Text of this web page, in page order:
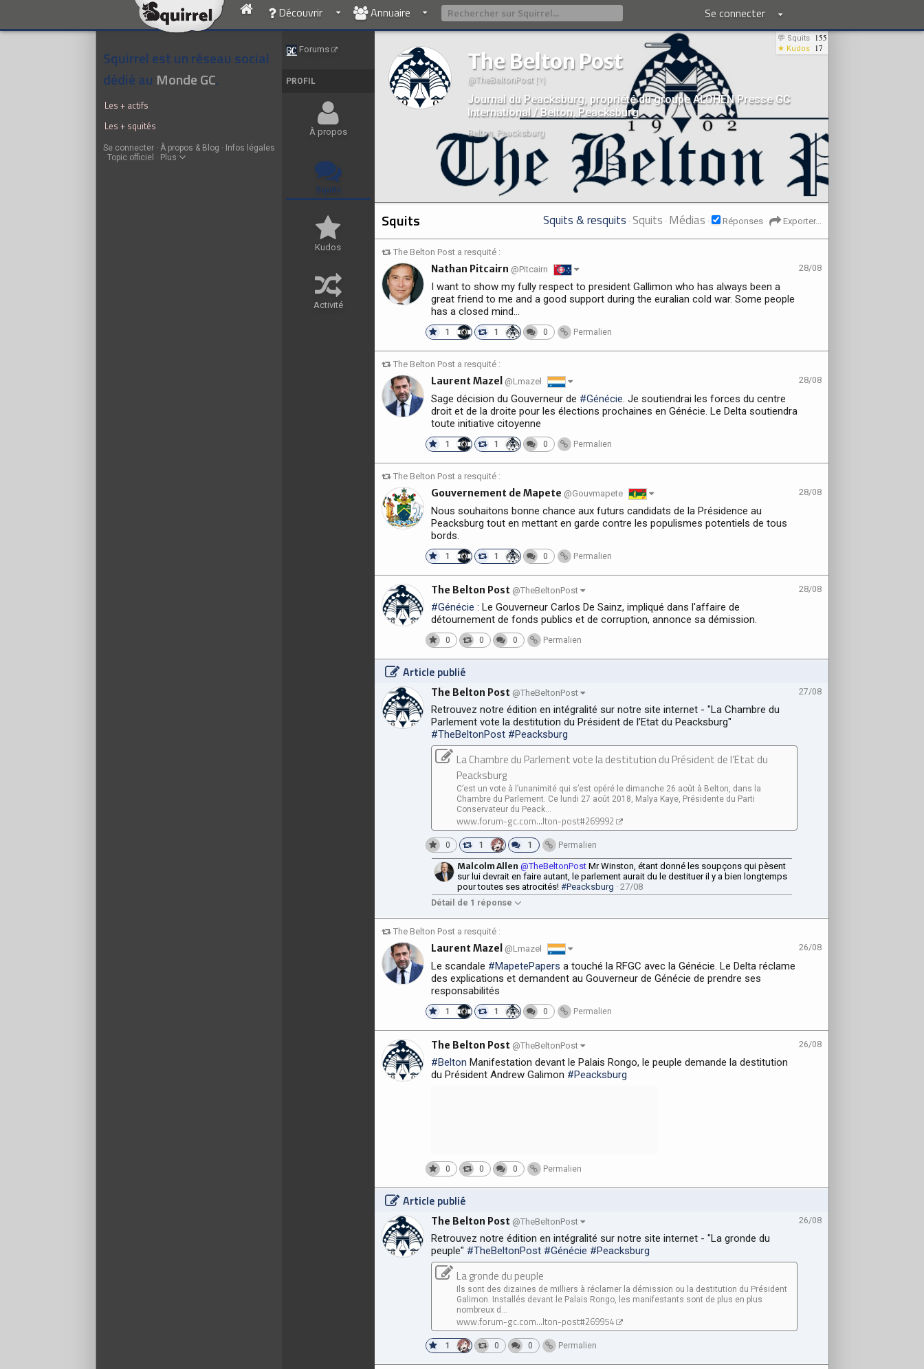
Découvrir Annuaire Se connecter
Squirrel est un réseau social
dédié au Monde GC.
Les + actifs
Les + squités
Se connecter· À propos & Blog · Infos légales
· Topic officiel · Plus
Forums
PROFIL
À propos
Squits
Kudos
Activité
💬 Squits 155
★ Kudos 17
The Belton Post
@TheBeltonPost [ ? ]
Journal du Peacksburg, propriété du groupe ALOHEN Presse GC
International / Belton, Peacksburg
Belton, Peacksburg
Squits Squits & resquits · Squits · Médias · Réponses· Exporter...
The Belton Post a resquité :
28/08
Nathan Pitcairn @Pitcairn
I want to show my fully respect to president Gallimon who has always been a
great friend to me and a good support during the euralian cold war. Some people
has a closed mind…
1 1 0 Permalien
The Belton Post a resquité :
28/08
Laurent Mazel @Lmazel
Sage décision du Gouverneur de #Génécie. Je soutiendrai les forces du centre
droit et de la droite pour les élections prochaines en Génécie. Le Delta soutiendra
toute initiative citoyenne
1 1 0 Permalien
The Belton Post a resquité :
28/08
Gouvernement de Mapete @Gouvmapete
Nous souhaitons bonne chance aux futurs candidats de la Présidence au
Peacksburg tout en mettant en garde contre les populismes potentiels de tous
bords.
1 1 0 Permalien
28/08
The Belton Post @TheBeltonPost
#Génécie : Le Gouverneur Carlos De Sainz, impliqué dans l'affaire de
détournement de fonds publics et de corruption, annonce sa démission.
0 0 0 Permalien
Article publié
27/08
The Belton Post @TheBeltonPost
Retrouvez notre édition en intégralité sur notre site internet - "La Chambre du
Parlement vote la destitution du Président de l’Etat du Peacksburg"
#TheBeltonPost #Peacksburg
La Chambre du Parlement vote la destitution du Président de l’Etat du
Peacksburg
C’est un vote à l’unanimité qui s’est opéré le dimanche 26 août à Belton, dans la
Chambre du Parlement. Ce lundi 27 août 2018, Malya Kaye, Présidente du Parti
Conservateur du Peack...
www.forum-gc.com...lton-post#269992
0 1 1 Permalien
Malcolm Allen @TheBeltonPostMr Winston, étant donné les soupçons qui pèsent
sur lui devrait en faire autant, le parlement aurait du le destituer il y a bien longtemps
pour toutes ses atrocités! #Peacksburg · 27/08
Détail de 1 réponse
The Belton Post a resquité :
26/08
Laurent Mazel @Lmazel
Le scandale #MapetePapers a touché la RFGC avec la Génécie. Le Delta réclame
des explications et demandent au Gouverneur de Génécie de prendre ses
responsabilités
1 1 0 Permalien
26/08
The Belton Post @TheBeltonPost
#Belton Manifestation devant le Palais Rongo, le peuple demande la destitution
du Président Andrew Galimon #Peacksburg
0 0 0 Permalien
Article publié
26/08
The Belton Post @TheBeltonPost
Retrouvez notre édition en intégralité sur notre site internet - "La gronde du
peuple" #TheBeltonPost #Génécie #Peacksburg
La gronde du peuple
Ils sont des dizaines de milliers à réclamer la démission ou la destitution du Président
Galimon. Installés devant le Palais Rongo, les manifestants sont de plus en plus
nombreux d...
www.forum-gc.com...lton-post#269954
1 0 0 Permalien